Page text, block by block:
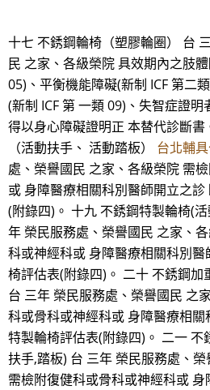
十七 不銹鋼輪椅（塑膠輪圈） 台
民 之家、各級榮院 具效期內之肢
05)、平衡機能障礙(新制 ICF 第二
(新制 ICF 第 一類 09)、失智症證明
得以身心障礙證明正 本替代診斷
（活動扶手、 活動踏板） 台北輔
處、榮譽國民 之家、各級榮院 需
或 身障醫療相關科別醫師開立之
(附錄四)。 十九 不銹鋼特製輪椅(
年 榮民服務處、榮譽國民 之家、
科或神經科或 身障醫療相關科別
椅評估表(附錄四)。 二十 不銹鋼加
台 三年 榮民服務處、榮譽國民 之
科或骨科或神經科或 身障醫療相
特製輪椅評估表(附錄四)。 二一 不
扶手,踏板) 台 三年 榮民服務處、
需檢附復健科或骨科或神經科或